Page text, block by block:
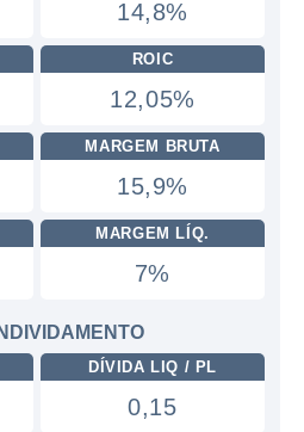
14,8%
ROIC
12,05%
MARGEM BRUTA
15,9%
MARGEM LÍQ.
7%
DÍVIDA LIQ / PL
0,15